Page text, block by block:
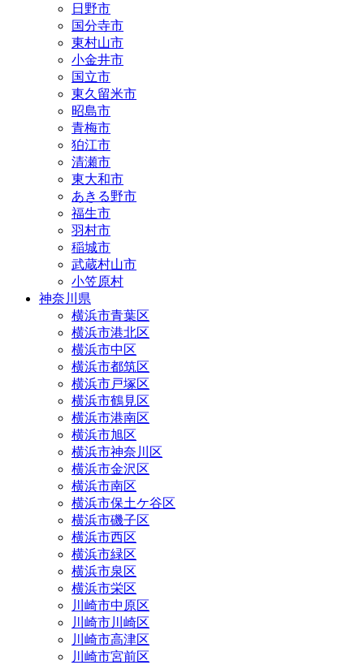
日野市
国分寺市
東村山市
小金井市
国立市
東久留米市
昭島市
青梅市
狛江市
清瀬市
東大和市
あきる野市
福生市
羽村市
稲城市
武蔵村山市
小笠原村
神奈川県
横浜市青葉区
横浜市港北区
横浜市中区
横浜市都筑区
横浜市戸塚区
横浜市鶴見区
横浜市港南区
横浜市旭区
横浜市神奈川区
横浜市金沢区
横浜市南区
横浜市保土ケ谷区
横浜市磯子区
横浜市西区
横浜市緑区
横浜市泉区
横浜市栄区
川崎市中原区
川崎市川崎区
川崎市高津区
川崎市宮前区